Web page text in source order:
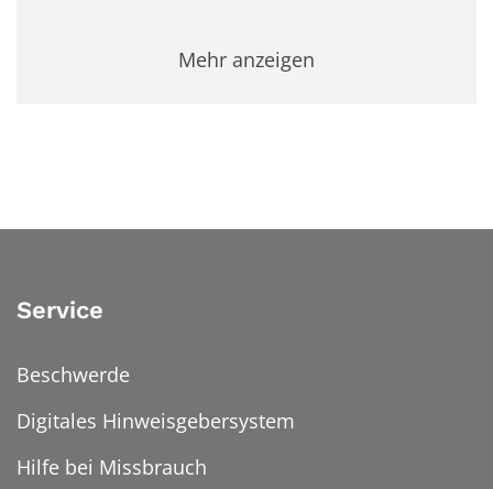
Mehr anzeigen
Service
Beschwerde
Digitales Hinweisgebersystem
Hilfe bei Missbrauch